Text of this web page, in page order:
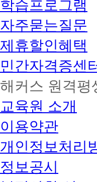
학습프로그램
자주묻는질문
제휴할인혜택
민간자격증센
해커스 원격평
교육원 소개
이용약관
개인정보처리
정보공시